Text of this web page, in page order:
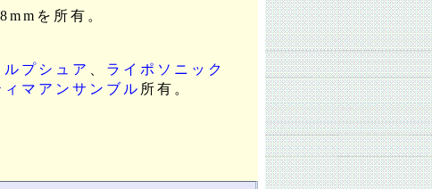
を所有。
ルプシュア
ライポソニック
ィマアンサンブル 所有。